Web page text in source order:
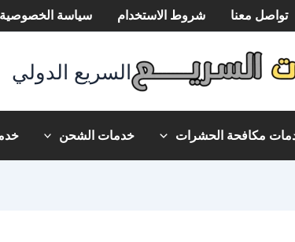
تواصل معنا شروط الاستخدام سياسة الخصوصية
السريع الدولي
مكافحة الحشرات خدمات الشحن